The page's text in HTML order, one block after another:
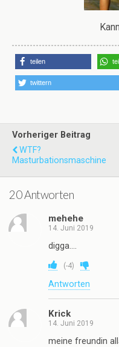
teilen
twittern
Vorheriger Beitrag
WTF?
Masturbationsmaschine
20 Antworten
mehehe
14. Juni 2019
digga….
(-4)
Antworten
Krick
14. Juni 2019
meine freundin